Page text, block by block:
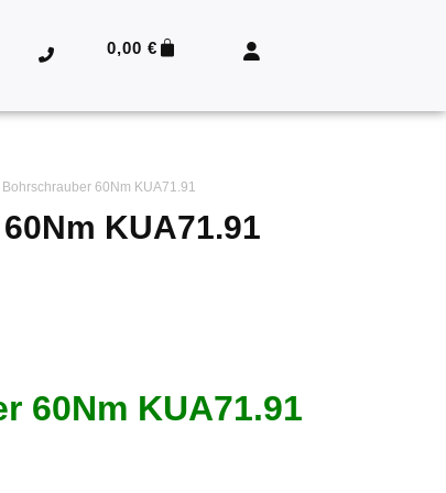
0,00€
60Nm KUA71.91
KUA71.91
60Nm KUA71.91